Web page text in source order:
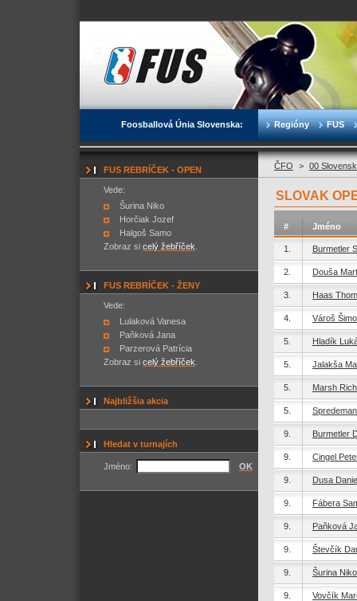
Foosballová Únia Slovenska: Regióny FUS
FUS REBRÍČEK - OPEN
Vede:
Šurina Niko
Horčiak Jozef
Halgoš Samo
Zobraz si celý žebříček
FUS REBRÍČEK - ŽENY
Vede:
Lulaková Vanesa
Paňková Jana
Parzerová Patrícia
Zobraz si celý žebříček
Najbližšia akcia
Hledat v turnajích
Jméno: OK
ČFO > 00
SLOVAK
# Jméno
1. Burmetler
2. Douša
3. Haas
4. Vároš
5. Hladík
5. Jalakša
5. Marsh
5.
9. Burmetler
9. Cingel
9. Dusa
9. Fábera
9. Paňková
9. Števčík
9. Šurina Niko
9. Vovčík